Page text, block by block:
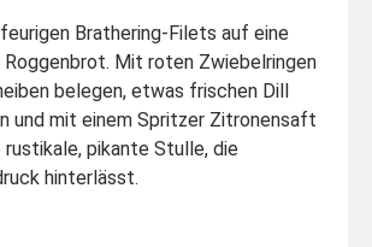
Brathering-Filets auf eine
Mit roten Zwiebelringen
belegen, etwas frischen Dill
und mit einem Spritzer Zitronensaft
rustikale, pikante Stulle, die
hinterlässt.